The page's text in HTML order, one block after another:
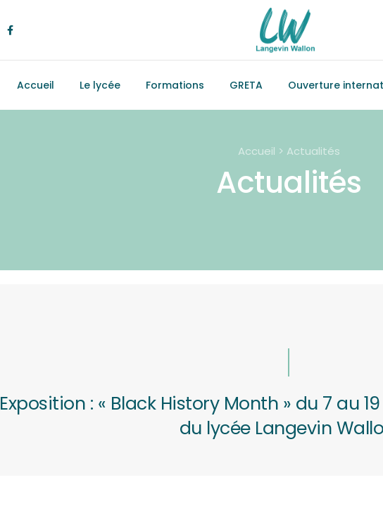
Accueil Le lycée Formations GRETA Ouverture
Accueil > Actualités
Actualités
Exposition : « Black History Month » du 7 au
du lycée Langevin